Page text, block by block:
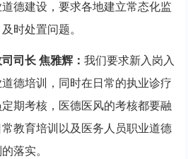
德建设，要求各地建立常态化监
时处置问题。
司长 焦雅辉： 我们要求新入岗入
德培训，同时在日常的执业诊疗
期考核，医德医风的考核都要融
教育培训以及医务人员职业道德
落实。